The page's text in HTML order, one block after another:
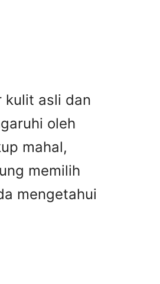
kulit asli dan
oleh
mahal,
memilih
mengetahui